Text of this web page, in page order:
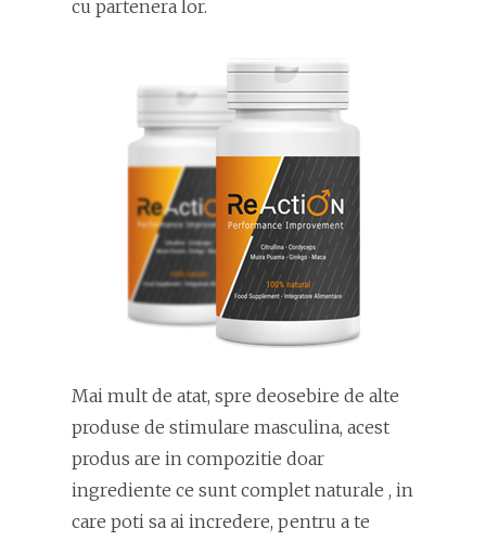
cu partenera lor.
Mai mult de atat, spre deosebire de alte
produse de stimulare masculina, acest
produs are in compozitie doar
ingrediente ce sunt complet naturale , in
care poti sa ai incredere, pentru a te